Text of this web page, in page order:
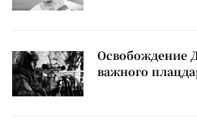
Освобождение
важного